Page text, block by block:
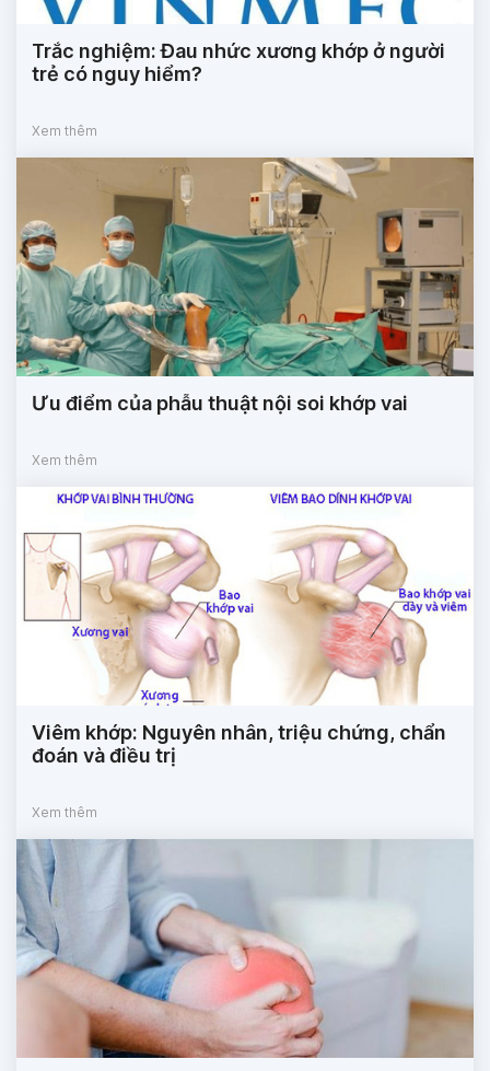
Trắc nghiệm: Đau nhức xương khớp ở người
trẻ có nguy hiểm?
Xem thêm
Ưu điểm của phẫu thuật nội soi khớp vai
Xem thêm
Viêm khớp: Nguyên nhân, triệu chứng, chẩn
đoán và điều trị
Xem thêm